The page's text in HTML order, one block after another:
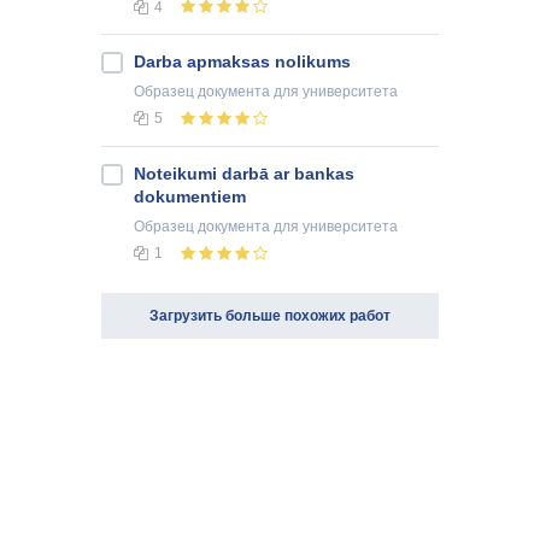
4
Darba apmaksas nolikums
Образец документа для университета
5
Noteikumi darbā ar bankas
dokumentiem
Образец документа для университета
1
Загрузить больше похожих работ